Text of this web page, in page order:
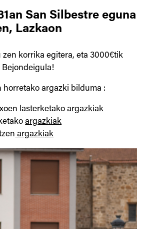
San Silbestre eguna
Lazkaon
zen korrika egitera, eta 3000€tik
horretako argazki bilduma :
lasterketakoargazkiak
argazkiak
argazkiak